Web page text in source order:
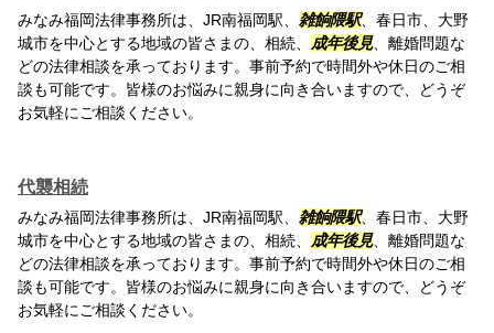
みなみ福岡法律事務所は、JR南福岡駅、 雑餉隈駅、春日市、大野
城市を中心とする地域の皆さまの、相続、 成年後見、離婚問題な
どの法律相談を承っております。事前予約で時間外や休日のご相
談も可能です。皆様のお悩みに親身に向き合いますので、どうぞ
お気軽にご相談ください。
代襲相続
みなみ福岡法律事務所は、JR南福岡駅、 雑餉隈駅、春日市、大野
城市を中心とする地域の皆さまの、相続、 成年後見、離婚問題な
どの法律相談を承っております。事前予約で時間外や休日のご相
談も可能です。皆様のお悩みに親身に向き合いますので、どうぞ
お気軽にご相談ください。